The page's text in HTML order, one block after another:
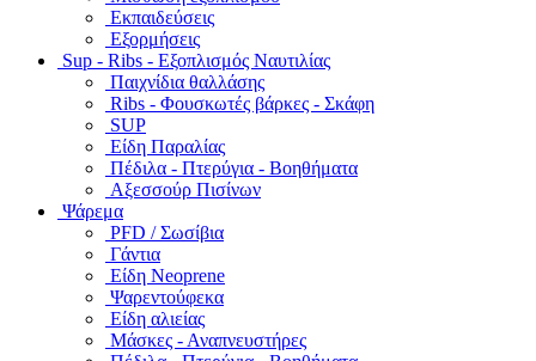
Εκπαιδεύσεις
Εξορμήσεις
Sup - Ribs - Εξοπλισμός Ναυτιλίας
Παιχνίδια θαλλάσης
Ribs - Φουσκωτές βάρκες - Σκάφη
SUP
Είδη Παραλίας
Πέδιλα - Πτερύγια - Βοηθήματα
Αξεσσούρ Πισίνων
Ψάρεμα
PFD / Σωσίβια
Γάντια
Είδη Neoprene
Ψαρεντούφεκα
Είδη αλιείας
Μάσκες - Αναπνευστήρες